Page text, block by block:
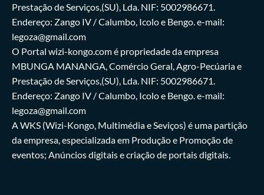
Prestação de Serviços,(SU), Lda. NIF: 5002986671.
Endereço: Zango IV / Calumbo, Icolo e Bengo. e-mail:
legoza@gmail.com
O Portal wizi-kongo.com é propriedade da empresa
MBUNGA MANANGA, Comércio Geral, Agro-Pecúaria e
Prestação de Serviços,(SU), Lda. NIF: 5002986671.
Endereço: Zango IV / Calumbo, Icolo e Bengo. e-mail:
legoza@gmail.com
A WKS (Wizi-Kongo, Multimédia e Seviços) é uma partição
da empresa, especializada em Produção e Promoção de
eventos; Anúncios digitais e criação de portais digitais.